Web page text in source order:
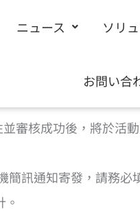
ニュース ソリ
お問い合
審核成功後，將於
訊通知寄發，請務